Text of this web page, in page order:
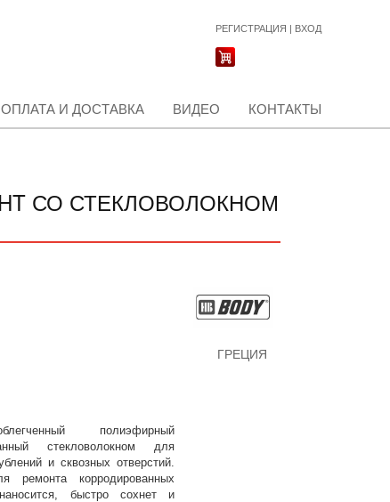
РЕГИСТРАЦИЯ | ВХОД
ОПЛАТА И ДОСТАВКА ВИДЕО КОНТАКТЫ
СО СТЕКЛОВОЛОКНОМ
полиэфирный
стекловолокном для
и сквозных отверстий.
ремонта корродированных
быстро сохнет и
ГРЕЦИЯ